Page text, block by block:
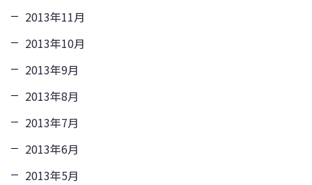
2013年11月
2013年10月
2013年9月
2013年8月
2013年7月
2013年6月
2013年5月